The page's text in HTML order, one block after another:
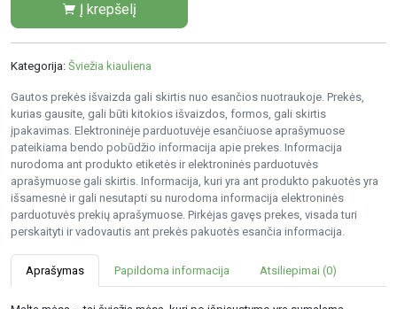
Į krepšelį
Kategorija: Šviežia kiauliena
Gautos prekės išvaizda gali skirtis nuo esančios nuotraukoje. Prekės,
kurias gausite, gali būti kitokios išvaizdos, formos, gali skirtis
įpakavimas. Elektroninėje parduotuvėje esančiuose aprašymuose
pateikiama bendo pobūdžio informacija apie prekes. Informacija
nurodoma ant produkto etiketės ir elektroninės parduotuvės
aprašymuose gali skirtis. Informacija, kuri yra ant produkto pakuotės yra
išsamesnė ir gali nesutapti su nurodoma informacija elektroninės
parduotuvės prekių aprašymuose. Pirkėjas gavęs prekes, visada turi
perskaityti ir vadovautis ant prekės pakuotės esančia informacija.
Aprašymas Papildoma informacija Atsiliepimai (0)